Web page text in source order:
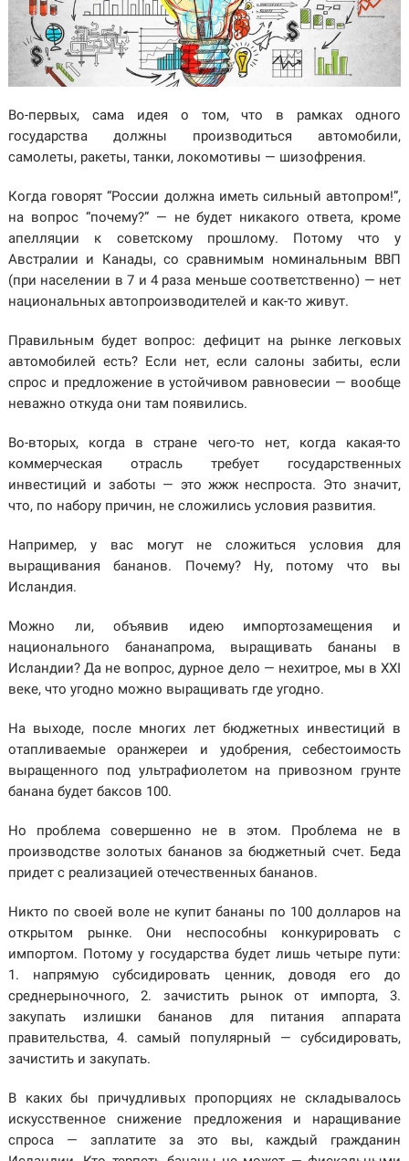
Во-первых, сама идея о том, что в рамках одного
государства должны производиться автомобили,
самолеты, ракеты, танки, локомотивы — шизофрения.
Когда говорят “России должна иметь сильный автопром!”,
на вопрос “почему?” — не будет никакого ответа, кроме
апелляции к советскому прошлому. Потому что у
Австралии и Канады, со сравнимым номинальным ВВП
(при населении в 7 и 4 раза меньше соответственно) — нет
национальных автопроизводителей и как-то живут.
Правильным будет вопрос: дефицит на рынке легковых
автомобилей есть? Если нет, если салоны забиты, если
спрос и предложение в устойчивом равновесии — вообще
неважно откуда они там появились.
Во-вторых, когда в стране чего-то нет, когда какая-то
коммерческая отрасль требует государственных
инвестиций и заботы — это жжж неспроста. Это значит,
что, по набору причин, не сложились условия развития.
Например, у вас могут не сложиться условия для
выращивания бананов. Почему? Ну, потому что вы
Исландия.
Можно ли, объявив идею импортозамещения и
национального бананапрома, выращивать бананы в
Исландии? Да не вопрос, дурное дело — нехитрое, мы в XXI
веке, что угодно можно выращивать где угодно.
На выходе, после многих лет бюджетных инвестиций в
отапливаемые оранжереи и удобрения, себестоимость
выращенного под ультрафиолетом на привозном грунте
банана будет баксов 100.
Но проблема совершенно не в этом. Проблема не в
производстве золотых бананов за бюджетный счет. Беда
придет с реализацией отечественных бананов.
Никто по своей воле не купит бананы по 100 долларов на
открытом рынке. Они неспособны конкурировать с
импортом. Потому у государства будет лишь четыре пути:
1. напрямую субсидировать ценник, доводя его до
среднерыночного, 2. зачистить рынок от импорта, 3.
закупать излишки бананов для питания аппарата
правительства, 4. самый популярный — субсидировать,
зачистить и закупать.
В каких бы причудливых пропорциях не складывалось
искусственное снижение предложения и наращивание
спроса — заплатите за это вы, каждый гражданин